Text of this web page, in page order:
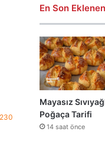
230
En Son
Mayasız
Poğaça Tarifi
14 saat önce